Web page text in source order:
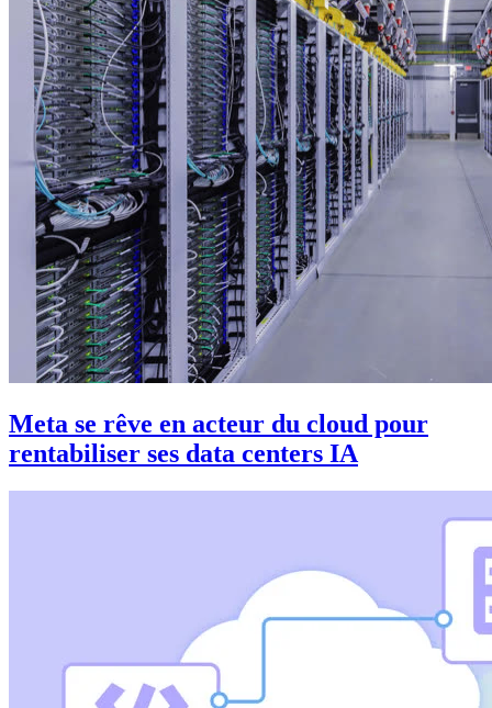
Meta se rêve en acteur du cloud pour
rentabiliser ses data centers IA